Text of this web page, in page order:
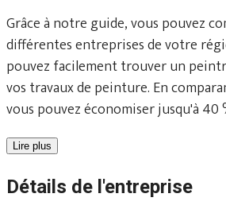
Grâce à notre guide, vous pouvez
différentes entreprises de votre
pouvez facilement trouver un
vos travaux de peinture. En
vous pouvez économiser jusqu'à 40
Lire plus
Détails de l'entreprise